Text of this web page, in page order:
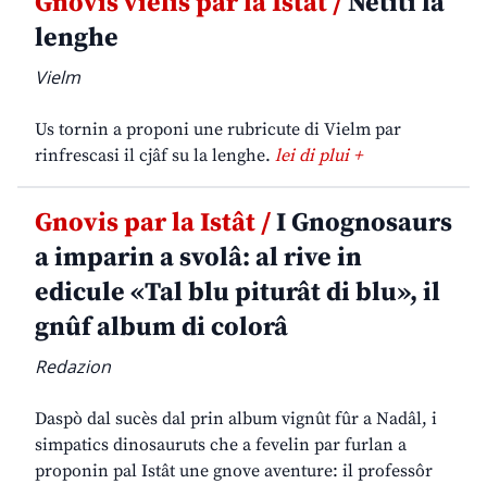
lenghe
Vielm
Us tornin a proponi une rubricute di Vielm par
rinfrescasi il cjâf su la lenghe. lei di plui +
Gnovis par la Istât /I Gnognosaurs
a imparin a svolâ: al rive in
edicule «Tal blu piturât di blu», il
gnûf album di colorâ
Redazion
Daspò dal sucès dal prin album vignût fûr a Nadâl, i
simpatics dinosauruts che a fevelin par furlan a
proponin pal Istât une gnove aventure: il professôr